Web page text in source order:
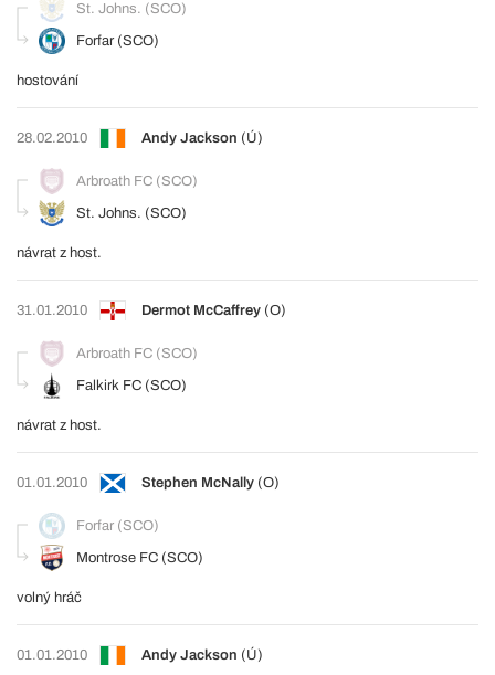
St. Johns. (SCO)
Forfar (SCO)
hostování
28.02.2010 Andy Jackson (Ú)
Arbroath FC (SCO)
St. Johns. (SCO)
návrat z host.
31.01.2010 Dermot McCaffrey (O)
Arbroath FC (SCO)
Falkirk FC (SCO)
návrat z host.
01.01.2010 Stephen McNally (O)
Forfar (SCO)
Montrose FC (SCO)
volný hráč
01.01.2010 Andy Jackson (Ú)